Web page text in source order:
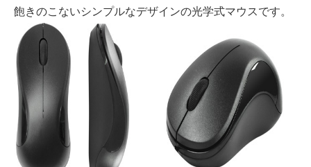
飽きのこないシンプルなデザインの光学式マウスです。